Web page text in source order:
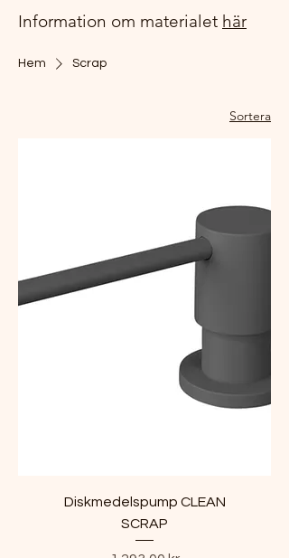
Information om materialet här
Hem Scrap
Sortera
Diskmedelspump CLEAN
SCRAP